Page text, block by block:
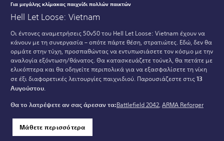
Για μεγάλης κλίμακας παιχνίδι πολλών παικτών
Hell Let Loose: Vietnam
Οι έντονες αναμετρήσεις 50v50 του Hell Let Loose: Vietnam έχουν να
κάνουν με τη συνεργασία – οπότε πάρτε θέση, στρατιώτες. Εδώ, δεν θα
ορμάτε στην τύχη, προσπαθώντας να εντυπωσιάσετε τον κόσμο με την
αναλογία εξόντωση/θάνατος. Θα κατασκευάζετε τούνελ, θα πετάτε με
ελικόπτερα και θα οδηγείτε περιπολικά για να εξασφαλίσετε τη νίκη
σε έξι διαφορετικές λειτουργίες παιχνιδιού. Παρουσιάζεστε στις13
Αυγούστου.
Θα το λατρέψετε αν σας άρεσαν τα:Battlefield 2042,ARMA Reforger
Μάθετε περισσότερα